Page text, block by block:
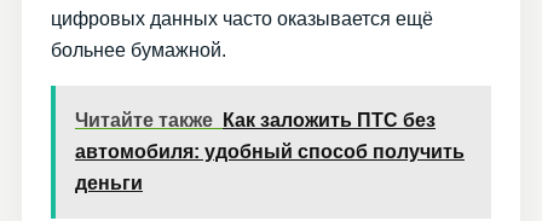
цифровых данных часто оказывается ещё
больнее бумажной.
Читайте также
Как заложить ПТС без
автомобиля: удобный способ получить
деньги